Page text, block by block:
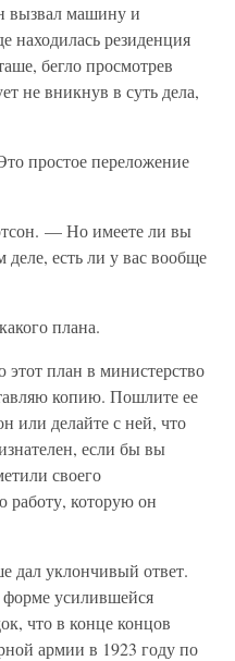
вызвал машину и
находилась резиденция
бегло просмотрев
не вникнув в суть дела,
простое переложение
— Но имеете ли вы
есть ли у вас вообще
плана.
план в министерство
копию. Пошлите ее
или делайте с ней, что
если бы вы
своего
работу, которую он
дал уклончивый ответ.
усилившейся
что в конце концов
армии в 1923 году по